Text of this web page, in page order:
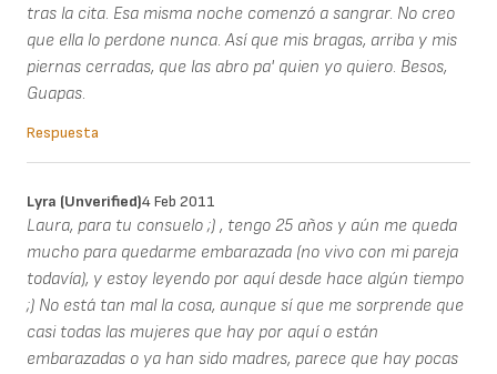
tras la cita. Esa misma noche comenzó a sangrar. No creo
que ella lo perdone nunca. Así que mis bragas, arriba y mis
piernas cerradas, que las abro pa' quien yo quiero. Besos,
Guapas.
Respuesta
Lyra (unverified)4 Feb 2011
Laura, para tu consuelo ;) , tengo 25 años y aún me queda
mucho para quedarme embarazada (no vivo con mi pareja
todavía), y estoy leyendo por aquí desde hace algún tiempo
;) No está tan mal la cosa, aunque sí que me sorprende que
casi todas las mujeres que hay por aquí o están
embarazadas o ya han sido madres, parece que hay pocas